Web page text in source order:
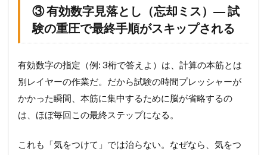
③ 有効数字見落とし（忘却ミス）― 試
験の重圧で最終手順がスキップされる
有効数字の指定（例: 3桁で答えよ）は、計算の本筋とは
別レイヤーの作業だ。だから試験の時間プレッシャーが
かかった瞬間、本筋に集中するために脳が省略するの
は、ほぼ毎回この最終ステップになる。
これも「気をつけて」では治らない。なぜなら、気をつ